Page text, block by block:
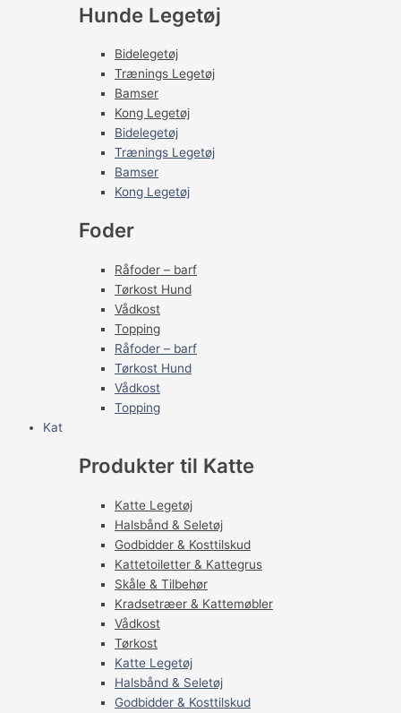
Hunde Legetøj
Bidelegetøj
Trænings Legetøj
Bamser
Kong Legetøj
Bidelegetøj
Trænings Legetøj
Bamser
Kong Legetøj
Foder
Råfoder – barf
Tørkost Hund
Vådkost
Topping
Råfoder – barf
Tørkost Hund
Vådkost
Topping
Kat
Produkter til Katte
Katte Legetøj
Halsbånd & Seletøj
Godbidder & Kosttilskud
Kattetoiletter & Kattegrus
Skåle & Tilbehør
Kradsetræer & Kattemøbler
Vådkost
Tørkost
Katte Legetøj
Halsbånd & Seletøj
Godbidder & Kosttilskud